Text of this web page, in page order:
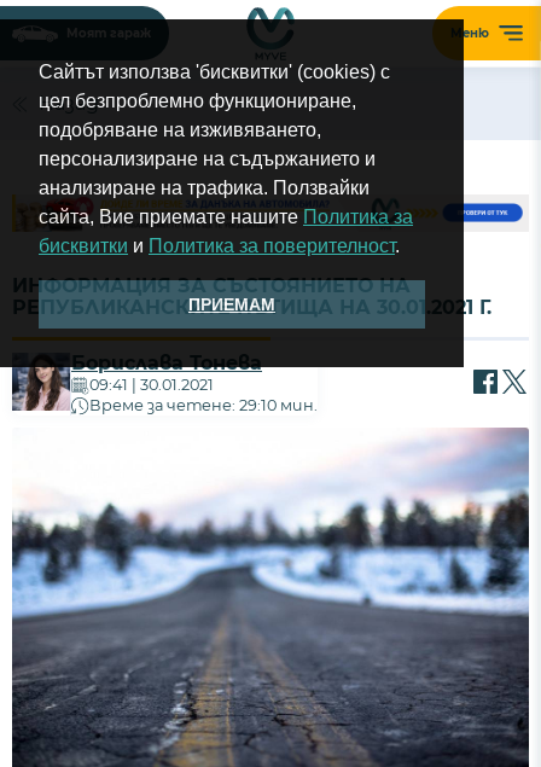
Сайтът използва 'бисквитки' (cookies) с
цел безпроблемно функциониране,
подобряване на изживяването,
персонализиране на съдържанието и
анализиране на трафика. Ползвайки
сайта, Вие приемате нашите Политика за
бисквитки и Политика за поверителност.
ПРИЕМАМ
Меню
Моят гараж
Назад
ИНФОРМАЦИЯ ЗА СЪСТОЯНИЕТО НА
РЕПУБЛИКАНСКИТЕ ПЪТИЩА НА 30.01.2021 Г.
Борислава Тонева
09:41 | 30.01.2021
Време за четене: 29:10 мин.